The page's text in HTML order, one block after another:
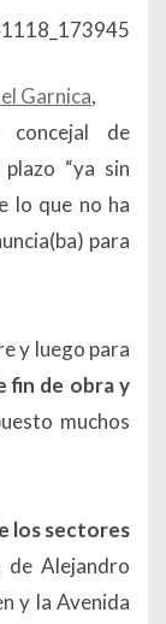
Garnica,
concejal de
“ya sin
lo que no ha
para
y luego para
fin de obra y
muchos
los sectores
de Alejandro
y la Avenida